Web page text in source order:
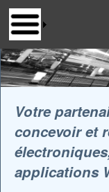
Votre
concevoir et
applications